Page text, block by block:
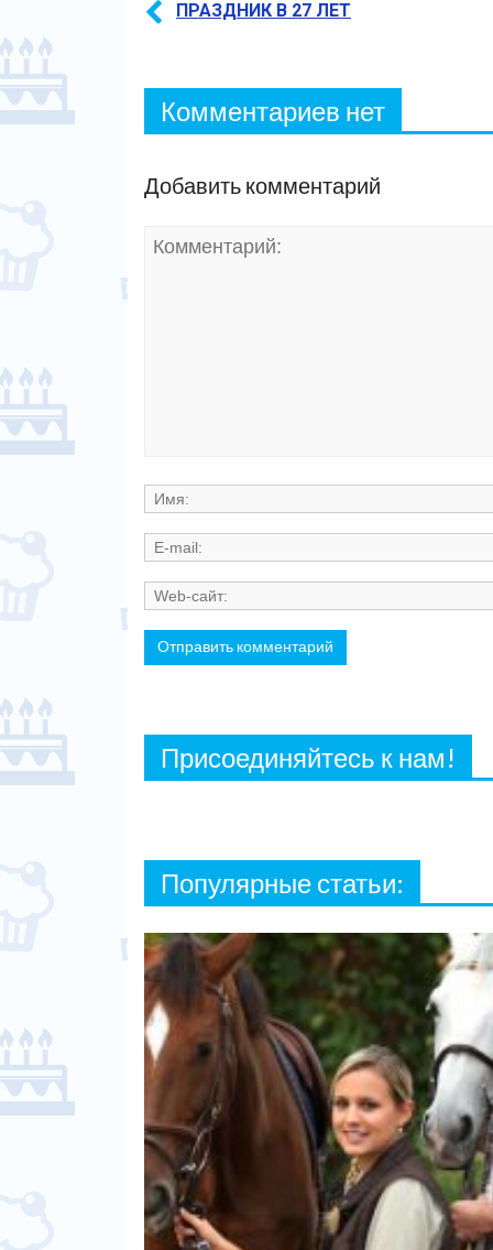
ПРАЗДНИК В 27 ЛЕТ
Комментариев нет
Добавить комментарий
Присоединяйтесь к нам!
Популярные статьи: